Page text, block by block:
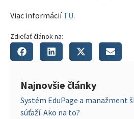
Viac informáciíTU.
Zdieľať článok na:
Najnovšie články
Systém EduPage a manažment
súťaží. Ako na to?